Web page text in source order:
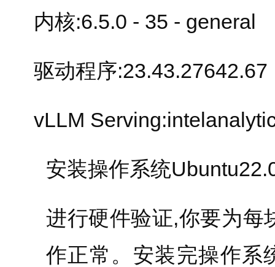
内核:6.5.0 - 35 - general
驱动程序:23.43.27642.67
vLLM
安装操作系统
进行硬件验证,你要为每
作正常。安装完操作